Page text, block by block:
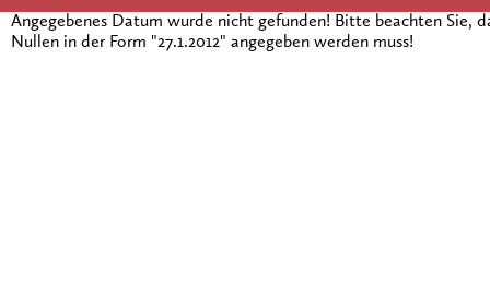
Angegebenes Datum wurde nicht gefunden! Bitte beachten Sie,
Nullen in der Form "27.1.2012" angegeben werden muss!